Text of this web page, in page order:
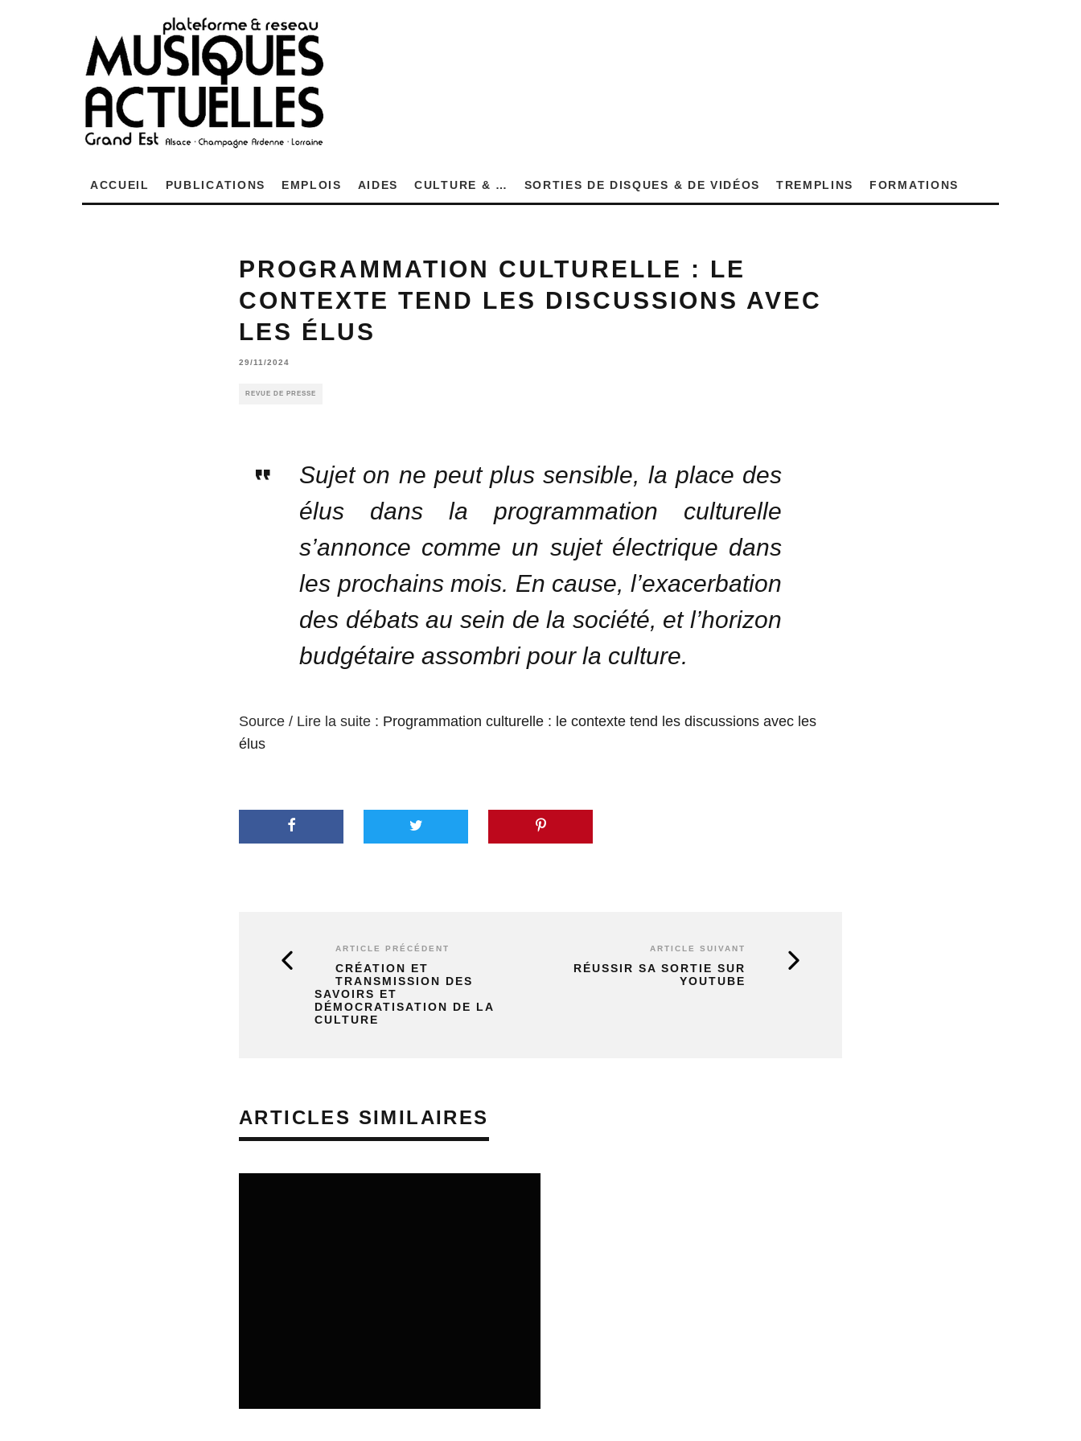
ACCUEIL PUBLICATIONS EMPLOIS AIDES CULTURE & … SORTIES DE DISQUES & DE VIDÉOS TREMPLINS FORMATIONS
PROGRAMMATION CULTURELLE : LE
CONTEXTE TEND LES DISCUSSIONS AVEC
LES ÉLUS
29/11/2024
REVUE DE PRESSE
Sujet on ne peut plus sensible, la place des
élus dans la programmation culturelle
s’annonce comme un sujet électrique dans
les prochains mois. En cause, l’exacerbation
des débats au sein de la société, et l’horizon
budgétaire assombri pour la culture.
Source / Lire la suite : Programmation culturelle : le contexte tend les discussions avec les
élus
ARTICLE PRÉCÉDENT
CRÉATION ET
TRANSMISSION DES
SAVOIRS ET
DÉMOCRATISATION DE LA
CULTURE
ARTICLE SUIVANT
RÉUSSIR SA SORTIE SUR
YOUTUBE
ARTICLES SIMILAIRES